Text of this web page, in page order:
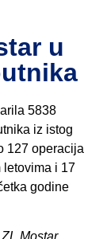
u
5838
iz istog
127 operacija
letovima i 17
godine
Mostar